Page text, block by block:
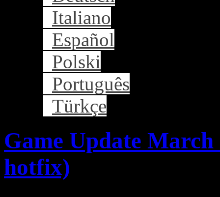
Italiano
Español
Polski
Português
Türkçe
Game Update
hotfix)